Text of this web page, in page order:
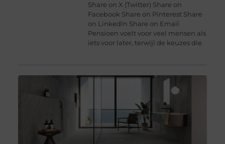
Share on X (Twitter) Share on
Facebook Share on Pinterest Share
on LinkedIn Share on Email
Pensioen voelt voor veel mensen als
iets voor later, terwijl de keuzes die